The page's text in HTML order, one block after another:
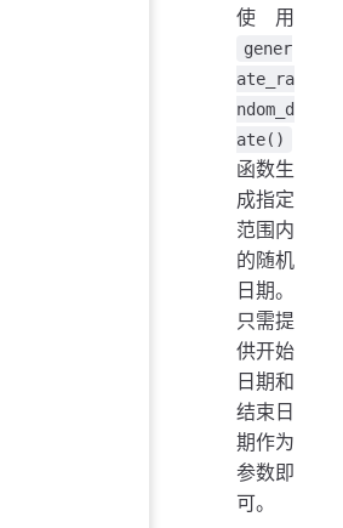
使用
gener
ate_ra
ndom_d
ate()
函数生
成指定
范围内
的随机
日期。
只需提
供开始
日期和
结束日
期作为
参数即
可。